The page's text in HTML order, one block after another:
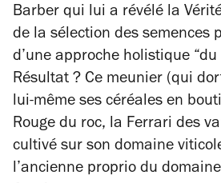
Barber qui lui a révélé la
de la sélection des semences
d’une approche holistique
Résultat ? Ce meunier (qui
lui-même ses céréales en
Rouge du roc, la Ferrari des
cultivé sur son domaine
l’ancienne proprio du